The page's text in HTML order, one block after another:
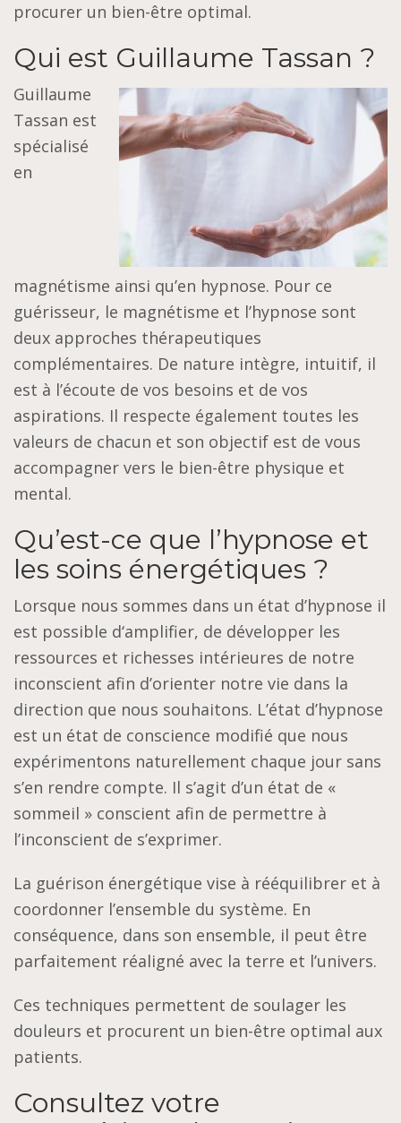
procurer un bien-être optimal.
Qui est Guillaume Tassan ?
Guillaume
Tassan est
spécialisé
en
magnétisme ainsi qu’en hypnose. Pour ce
guérisseur, le magnétisme et l’hypnose sont
deux approches thérapeutiques
complémentaires. De nature intègre, intuitif, il
est à l’écoute de vos besoins et de vos
aspirations. Il respecte également toutes les
valeurs de chacun et son objectif est de vous
accompagner vers le bien-être physique et
mental.
Qu’est-ce que l’hypnose et
les soins énergétiques ?
Lorsque nous sommes dans un état d’hypnose il
est possible d‘amplifier, de développer les
ressources et richesses intérieures de notre
inconscient afin d’orienter notre vie dans la
direction que nous souhaitons. L’état d’hypnose
est un état de conscience modifié que nous
expérimentons naturellement chaque jour sans
s’en rendre compte. Il s’agit d’un état de «
sommeil » conscient afin de permettre à
l’inconscient de s’exprimer.
La guérison énergétique vise à rééquilibrer et à
coordonner l’ensemble du système. En
conséquence, dans son ensemble, il peut être
parfaitement réaligné avec la terre et l’univers.
Ces techniques permettent de soulager les
douleurs et procurent un bien-être optimal aux
patients.
Consultez votre